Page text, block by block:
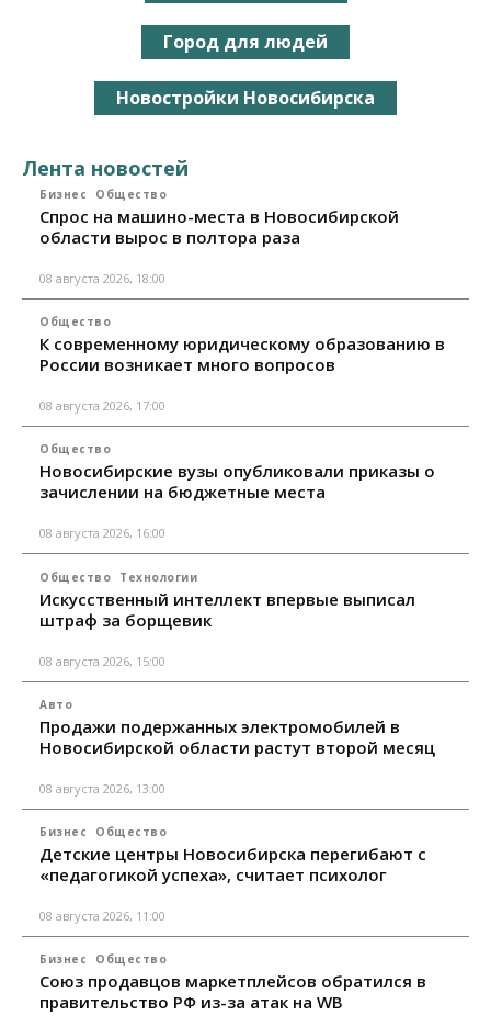
Город для людей
Новостройки Новосибирска
Лента новостей
Бизнес Общество
Спрос на машино-места в Новосибирской
области вырос в полтора раза
08 августа 2026, 18:00
Общество
К современному юридическому образованию в
России возникает много вопросов
08 августа 2026, 17:00
Общество
Новосибирские вузы опубликовали приказы о
зачислении на бюджетные места
08 августа 2026, 16:00
Общество Технологии
Искусственный интеллект впервые выписал
штраф за борщевик
08 августа 2026, 15:00
Авто
Продажи подержанных электромобилей в
Новосибирской области растут второй месяц
08 августа 2026, 13:00
Бизнес Общество
Детские центры Новосибирска перегибают с
«педагогикой успеха», считает психолог
08 августа 2026, 11:00
Бизнес Общество
Союз продавцов маркетплейсов обратился в
правительство РФ из-за атак на WB